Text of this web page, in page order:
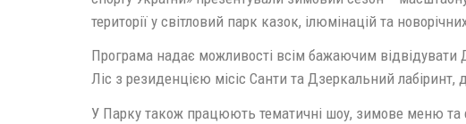
території у світловий парк казок, ілюмінацій та
Програма надає можливості всім бажаючим
Ліс з резиденцією місіс Санти та Дзеркальний
У Парку також працюють тематичні шоу, зимове меню та